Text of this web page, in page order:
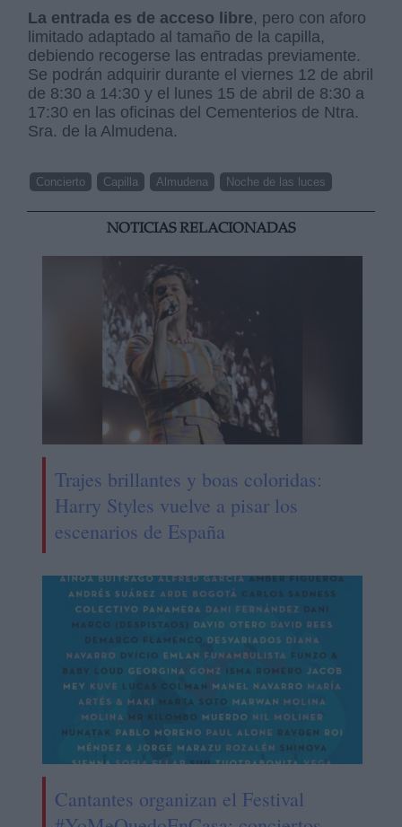
La entrada es de acceso libre, pero con aforo
limitado adaptado al tamaño de la capilla,
debiendo recogerse las entradas previamente.
Se podrán adquirir durante el viernes 12 de abril
de 8:30 a 14:30 y el lunes 15 de abril de 8:30 a
17:30 en las oficinas del Cementerios de Ntra.
Sra. de la Almudena.
Concierto Capilla Almudena Noche de las luces
NOTICIAS RELACIONADAS
Trajes brillantes y boas coloridas:
Harry Styles vuelve a pisar los
escenarios de España
Cantantes organizan el Festival